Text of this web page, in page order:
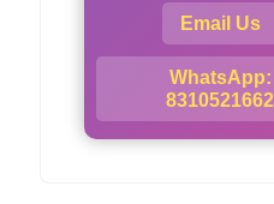
Email Us
WhatsApp:
8310521662